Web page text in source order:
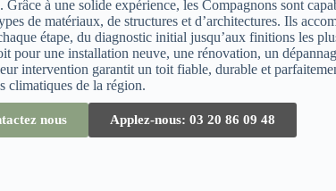
Grâce à une solide expérience, les Compagnons sont
de matériaux, de structures et d’architectures. Ils
étape, du diagnostic initial jusqu’aux finitions les
pour une installation neuve, une rénovation, un
intervention garantit un toit fiable, durable et
climatiques de la région.
nous Applez-nous: 03 20 86 09 48